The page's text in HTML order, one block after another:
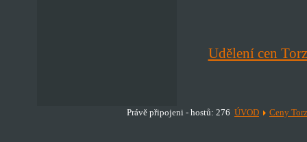
Udělení cen
Právě připojeni - hostů: 276 ÚVOD Ceny